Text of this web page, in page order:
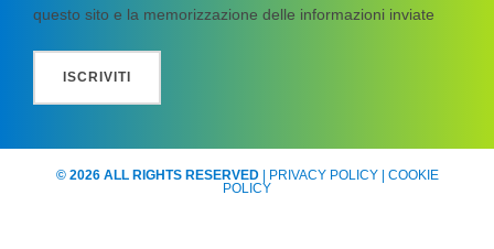
questo sito e la memorizzazione delle informazioni inviate
© 2026 ALL RIGHTS RESERVED| PRIVACY POLICY| COOKIE
POLICY